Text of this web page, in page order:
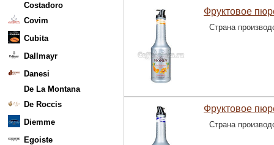
Costadoro
Covim
Cubita
Dallmayr
Danesi
De La Montana
De Roccis
Diemme
Egoiste
Фруктовое
Страна
Фруктовое
Страна